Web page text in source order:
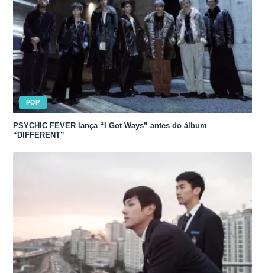
POP
PSYCHIC FEVER lança “I Got Ways” antes do álbum
“DIFFERENT”